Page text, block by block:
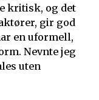
kritisk, og det
gir god
en uformell,
Nevnte jeg
uten